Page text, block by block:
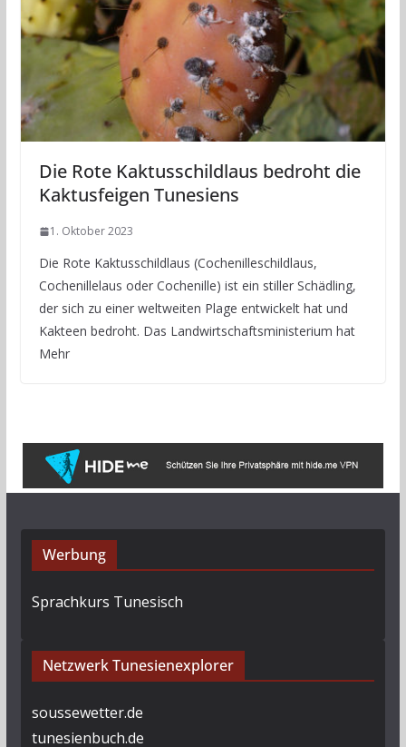
Die Rote Kaktusschildlaus bedroht die
Kaktusfeigen Tunesiens
1. Oktober 2023
Die Rote Kaktusschildlaus (Cochenilleschildlaus,
Cochenillelaus oder Cochenille) ist ein stiller Schädling,
der sich zu einer weltweiten Plage entwickelt hat und
Kakteen bedroht. Das Landwirtschaftsministerium hat
Mehr
Werbung
Sprachkurs Tunesisch
Netzwerk Tunesienexplorer
soussewetter.de
tunesienbuch.de